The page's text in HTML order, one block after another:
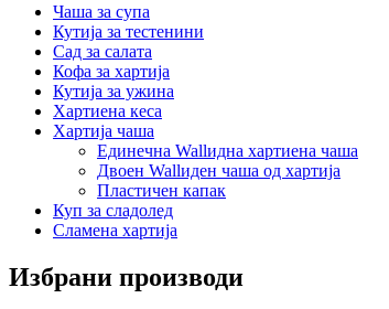
Чаша за супа
Кутија за тестенини
Сад за салата
Кофа за хартија
Кутија за ужина
Хартиена кеса
Хартија чаша
Единечна Wallидна хартиена чаша
Двоен Wallиден чаша од хартија
Пластичен капак
Куп за сладолед
Сламена хартија
Избрани производи